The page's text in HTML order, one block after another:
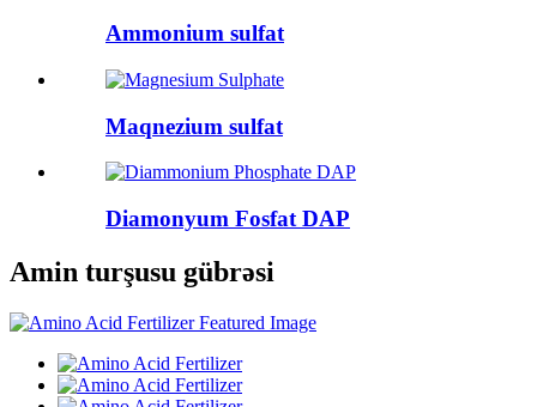
Ammonium sulfat
Maqnezium sulfat
Diamonyum Fosfat DAP
Amin turşusu gübrəsi